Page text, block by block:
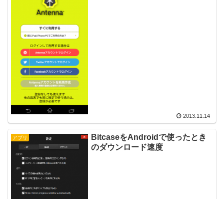
2013.11.14
アプリ
BitcaseをAndroidで使ったとき
のダウンロード速度